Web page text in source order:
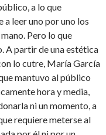
a lo que
a leer uno por uno los
Pero lo que
A partir de una estética
lo cutre, María García
mantuvo al público
hora y media,
ni un momento, a
requiere meterse al